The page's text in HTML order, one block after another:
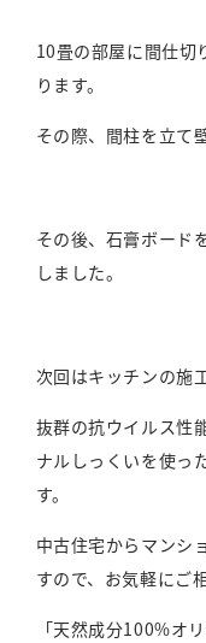
10畳の部屋に間仕切
ります。
その際、間柱を立て
その後、石膏ボード
しました。
次回はキッチンの施
抜群の抗ウイルス性
ナルしっくいを使っ
す。
中古住宅からマンシ
すので、お気軽にご
「天然成分100%オ